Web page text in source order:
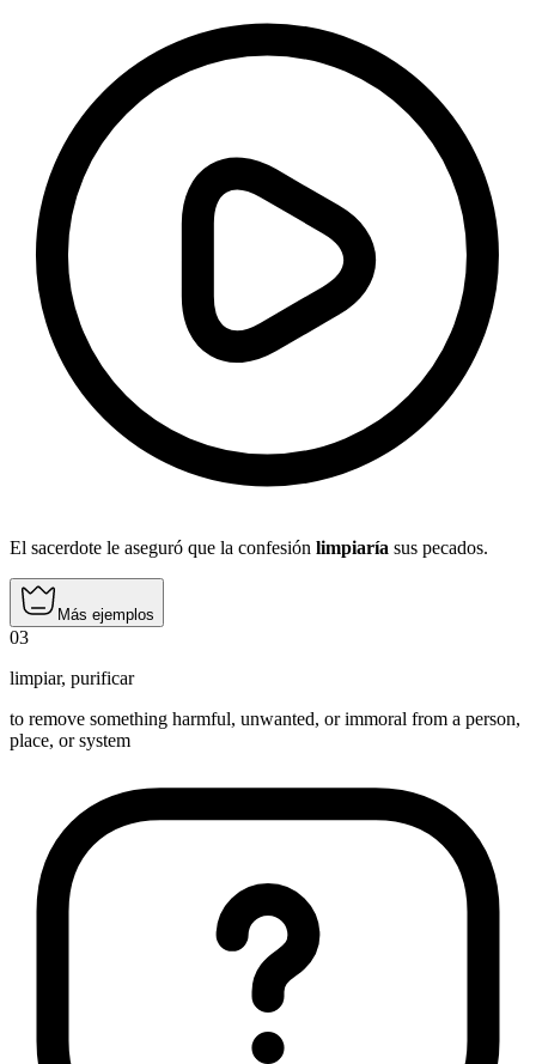
El sacerdote le aseguró que la confesión limpiaría sus pecados.
Más ejemplos
03
limpiar, purificar
to remove something harmful, unwanted, or immoral from a person,
place, or system